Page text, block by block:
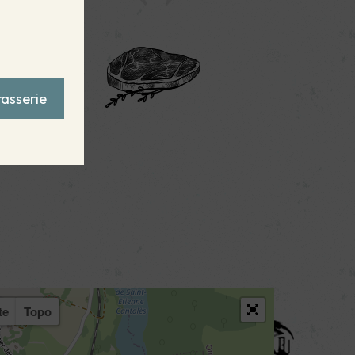
Topo